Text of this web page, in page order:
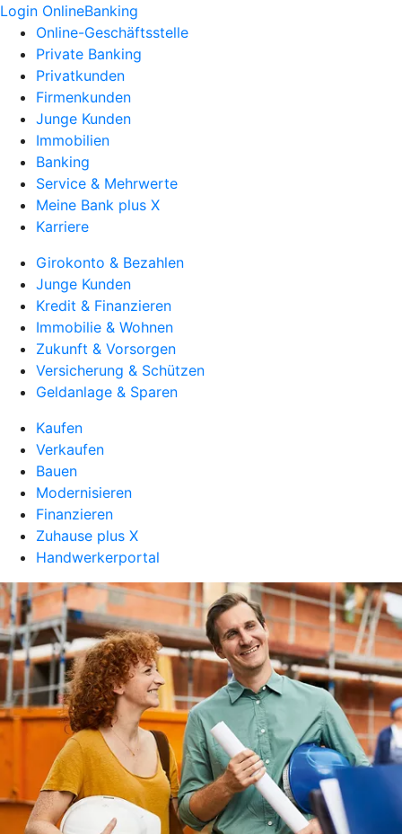
Login OnlineBanking
Online-Geschäftsstelle
Private Banking
Privatkunden
Firmenkunden
Junge Kunden
Immobilien
Banking
Service & Mehrwerte
Meine Bank plus X
Karriere
Girokonto & Bezahlen
Junge Kunden
Kredit & Finanzieren
Immobilie & Wohnen
Zukunft & Vorsorgen
Versicherung & Schützen
Geldanlage & Sparen
Kaufen
Verkaufen
Bauen
Modernisieren
Finanzieren
Zuhause plus X
Handwerkerportal